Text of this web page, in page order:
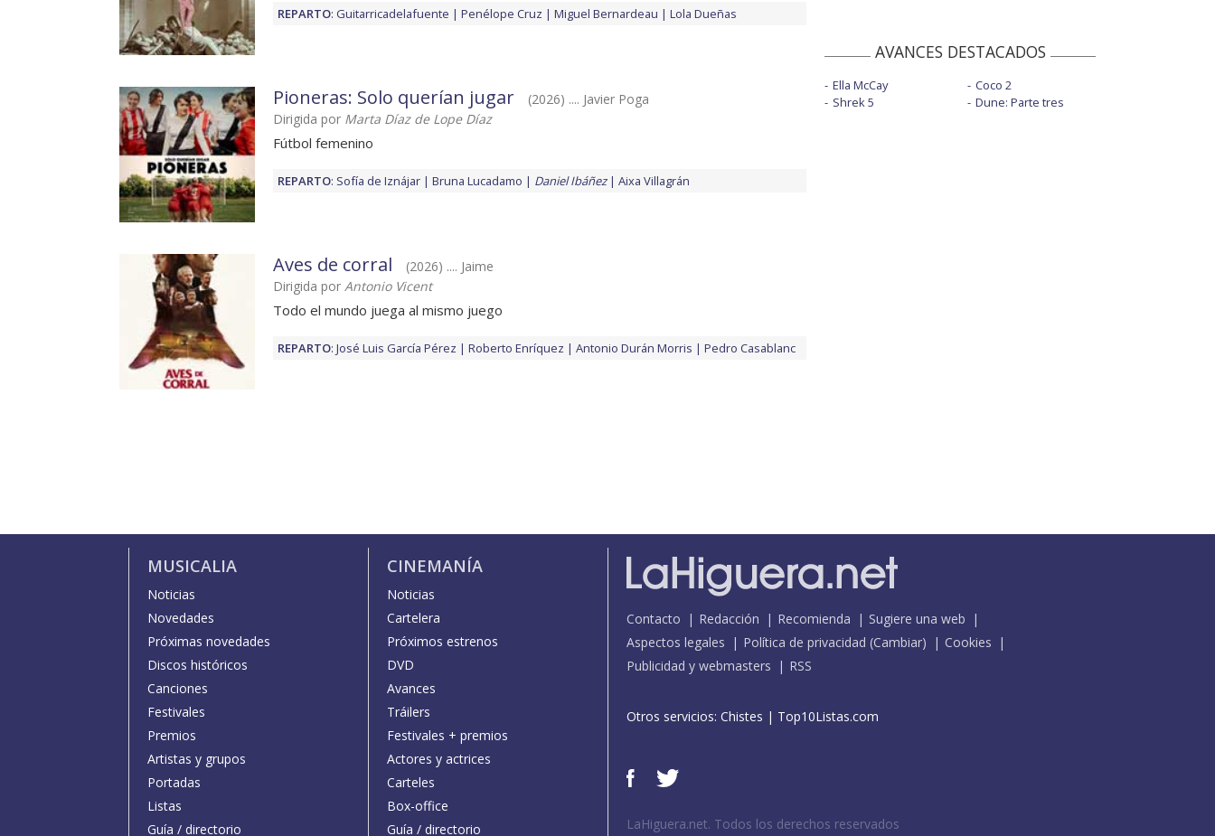
REPARTO: Guitarricadelafuente Penélope Cruz Miguel Bernardeau Lola Dueñas
Pioneras: Solo querían jugar
(2026) .... Javier Poga
Dirigida por Marta Díaz de Lope Díaz
Fútbol femenino
REPARTO: Sofía de Iznájar Bruna Lucadamo Daniel Ibáñez Aixa Villagrán
Aves de corral
(2026) .... Jaime
Dirigida por Antonio Vicent
Todo el mundo juega al mismo juego
REPARTO: José Luis García Pérez Roberto Enríquez Antonio Durán Morris Pedro Casablanc
AVANCES DESTACADOS
Ella McCay
Shrek 5
Coco 2
Dune: Parte tres
MUSICALIA
Noticias
Novedades
Próximas novedades
Discos históricos
Canciones
Festivales
Premios
Artistas y grupos
Portadas
Listas
Guía / directorio
CINEMANÍA
Noticias
Cartelera
Próximos estrenos
DVD
Avances
Tráilers
Festivales + premios
Actores y actrices
Carteles
Box-office
Guía / directorio
Contacto Redacción Recomienda
Sugiere una web
Aspectos legales
Política de privacidad (Cambiar)
Cookies
Publicidad y webmasters
RSS
Otros servicios: Chistes | Top10Listas.com
LaHiguera.net. Todos los derechos reservados